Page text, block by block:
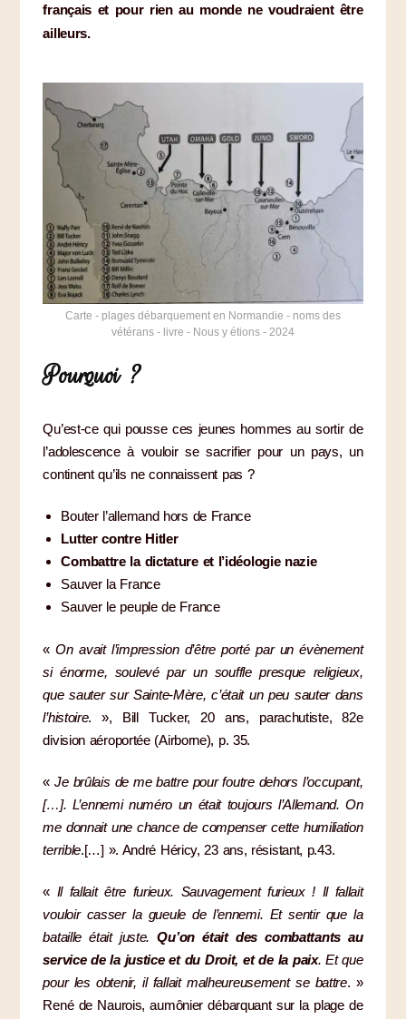
français et pour rien au monde ne voudraient être
ailleurs.
Carte - plages débarquement en Normandie - noms des
vétérans - livre - Nous y étions - 2024
Pourquoi ?
Qu’est-ce qui pousse ces jeunes hommes au sortir de
l’adolescence à vouloir se sacrifier pour un pays, un
continent qu’ils ne connaissent pas ?
Bouter l’allemand hors de France
Lutter contre Hitler
Combattre la dictature et l’idéologie nazie
Sauver la France
Sauver le peuple de France
«On avait l’impression d’être porté par un évènement
si énorme, soulevé par un souffle presque religieux,
que sauter sur Sainte-Mère, c’était un peu sauter dans
l’histoire. », Bill Tucker, 20 ans, parachutiste, 82e
division aéroportée (Airborne), p. 35.
«Je brûlais de me battre pour foutre dehors l’occupant,
[…]. L’ennemi numéro un était toujours l’Allemand. On
me donnait une chance de compenser cette humiliation
terrible.[…] ». André Héricy, 23 ans, résistant, p.43.
« Il fallait être furieux. Sauvagement furieux ! Il fallait
vouloir casser la gueule de l’ennemi. Et sentir que la
bataille était juste.Qu’on était des combattants au
service de la justice et du Droit, et de la paix. Et que
pour les obtenir, il fallait malheureusement se battre. »
René de Naurois, aumônier débarquant sur la plage de